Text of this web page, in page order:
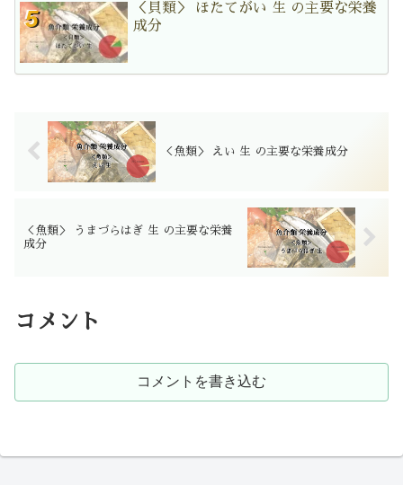
＜貝類＞ ほたてがい 生 の主要な栄養
成分
＜魚類＞ えい 生 の主要な栄養成分
＜魚類＞ うまづらはぎ 生 の主要な栄養
成分
コメント
コメントを書き込む